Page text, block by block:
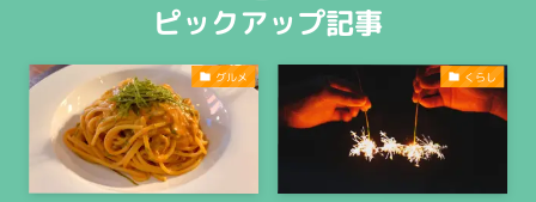
ピックアップ記事
グルメ くらし